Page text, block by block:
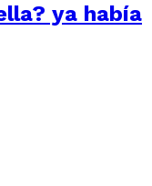
ya había